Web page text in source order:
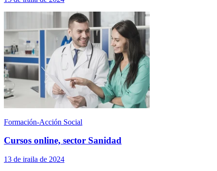
Formación-Acción Social
Cursos online, sector Sanidad
13 de iraila de 2024